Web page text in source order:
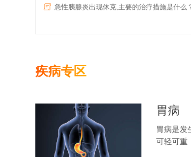
急性胰腺炎出现休克,主要的治疗措施是什么
疾病专区
胃病
胃病是发
可轻可重